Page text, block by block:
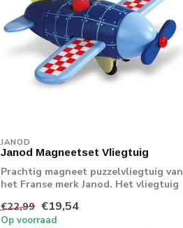
JANOD
Janod Magneetset Vliegtuig
Prachtig magneet puzzelvliegtuig van
het Franse merk Janod. Het vliegtuig
€22,99 €19,54
Op voorraad